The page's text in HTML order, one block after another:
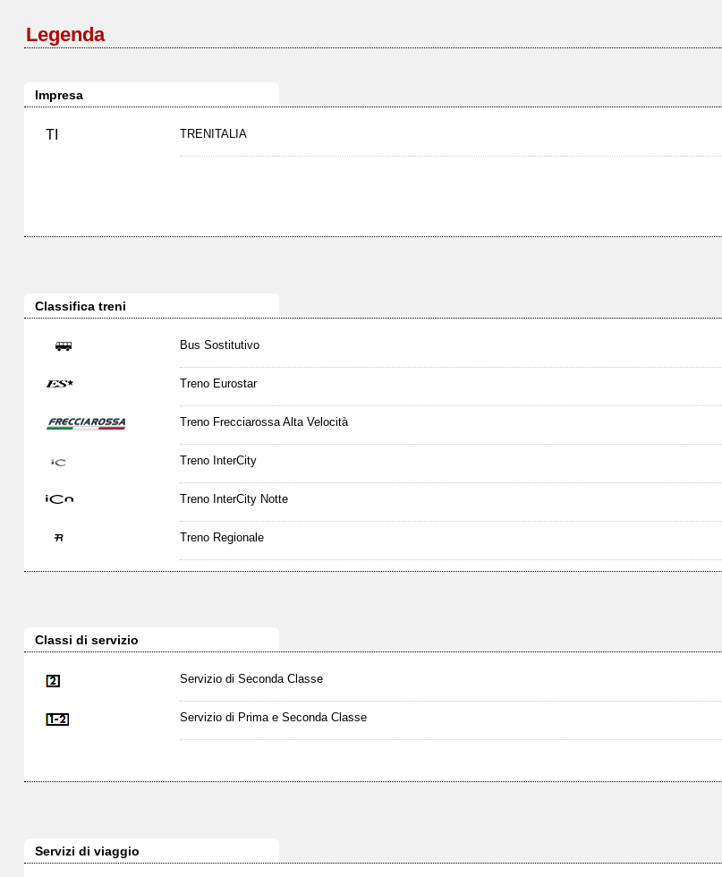
Legenda
Impresa
TI TRENITALIA
Classifica treni
Bus Sostitutivo
Treno Eurostar
Treno Frecciarossa Alta Velocità
Treno InterCity
Treno InterCity Notte
Treno Regionale
Classi di servizio
Servizio di Seconda Classe
Servizio di Prima e Seconda Classe
Servizi di viaggio